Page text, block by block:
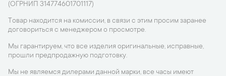
(ОГРНИП 314774601701117)
Товар находится на комиссии, в связи с этим просим заранее
договориться с менеджером о просмотре.
Мы гарантируем, что все изделия оригинальные, исправные,
прошли предпродажную подготовку.
Мы не являемся дилерами данной марки, все часы имеют